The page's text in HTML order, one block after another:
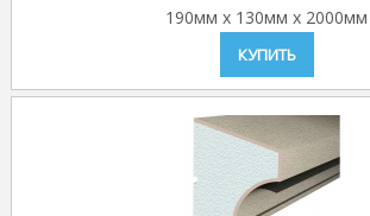
190мм x 130мм x 2000мм
КУПИТЬ